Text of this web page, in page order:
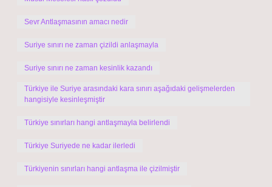
Sevr Antlaşmasının amacı nedir
Suriye sınırı ne zaman çizildi anlaşmayla
Suriye sınırı ne zaman kesinlik kazandı
Türkiye ile Suriye arasındaki kara sınırı aşağıdaki gelişmelerden
hangisiyle kesinleşmiştir
Türkiye sınırları hangi antlaşmayla belirlendi
Türkiye Suriyede ne kadar ilerledi
Türkiyenin sınırları hangi antlaşma ile çizilmiştir